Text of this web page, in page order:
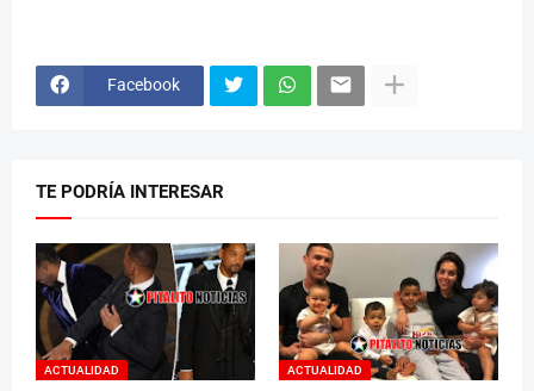
Facebook
TE PODRÍA INTERESAR
ACTUALIDAD ACTUALIDAD